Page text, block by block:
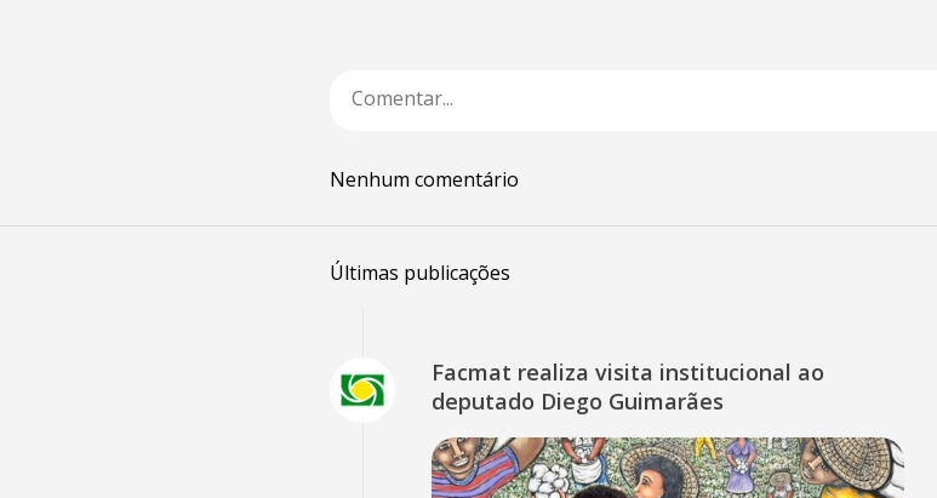
Nenhum comentário
Últimas publicações
Facmat realiza visita institucional ao
deputado Diego Guimarães